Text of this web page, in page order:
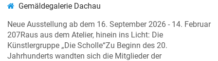
Gemäldegalerie Dachau
Neue Ausstellung ab dem 16. September 2026 - 14. Februar
207Raus aus dem Atelier, hinein ins Licht: Die
Künstlergruppe „Die Scholle“Zu Beginn des 20.
Jahrhunderts wandten sich die Mitglieder der